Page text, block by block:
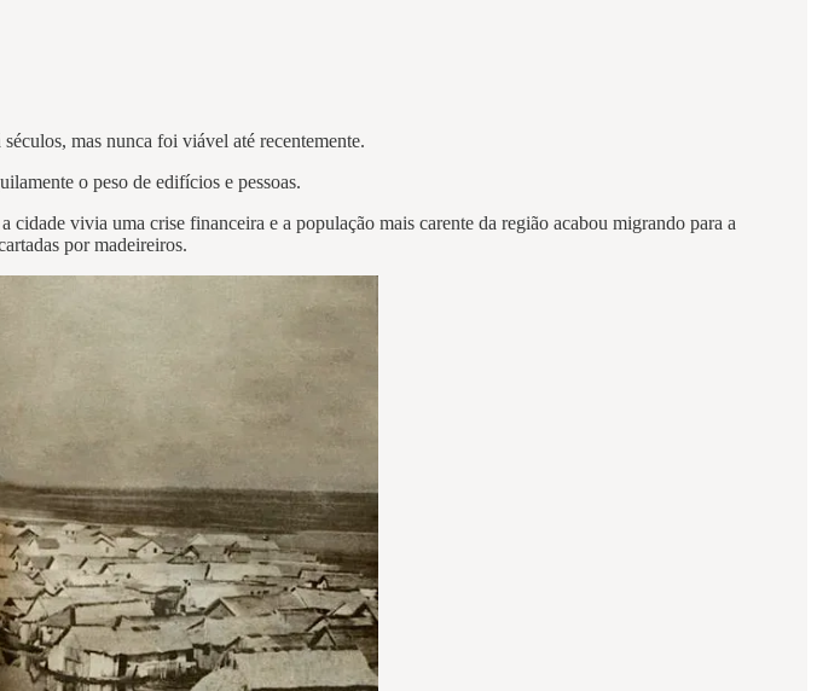
mas nunca foi viável até recentemente.
o peso de edifícios e pessoas.
vivia uma crise financeira e a população mais carente da região acabou migrando para a
por madeireiros.